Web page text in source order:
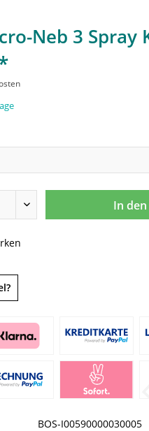
Neb 3 Spray
In den
BOS-I00590000030005